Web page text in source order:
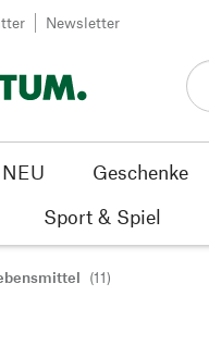
Newsletter
NEU Geschenke
Sport & Spiel
(11)